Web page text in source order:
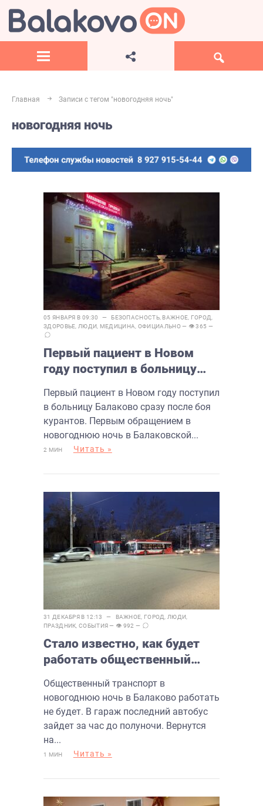
Главная Записи с тегом "новогодняя ночь"
новогодняя ночь
05 ЯНВАРЯ В 09:30 — БЕЗОПАСНОСТЬ, ВАЖНОЕ ГОРОД
ЗДОРОВЬЕ ЛЮДИ МЕДИЦИНА ОФИЦИАЛЬНО— 👁 365 —
Первый пациент в Новом
году поступил в больницу
курантов
Первый пациент в Новом году поступил
в больницу Балаково сразу после боя
курантов. Первым обращением в
новогоднюю ночь в Балаковской...
2 МИН Читать »
31 ДЕКАБРЯ В 12:13 — ВАЖНОЕ ГОРОД ЛЮДИ
ПРАЗДНИК ,СОБЫТИЯ— 👁 992 —
Стало известно, как будет
работать общественный
ночь в Балаково
Общественный транспорт в
новогоднюю ночь в Балаково работать
не будет. В гараж последний автобус
зайдет за час до полуночи. Вернутся
на...
1 МИН Читать »